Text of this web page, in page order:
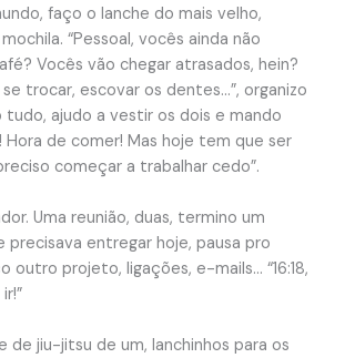
faço o lanche do mais velho,
“Pessoal, vocês ainda não
Vocês vão chegar atrasados, hein?
trocar, escovar os dentes…”, organizo
tudo, ajudo a vestir os dois e mando
Hora de comer! Mas hoje tem que ser
começar a trabalhar cedo”.
Uma reunião, duas, termino um
precisava entregar hoje, pausa pro
outro projeto, ligações, e-mails… “16:18,
de jiu-jitsu de um, lanchinhos para os